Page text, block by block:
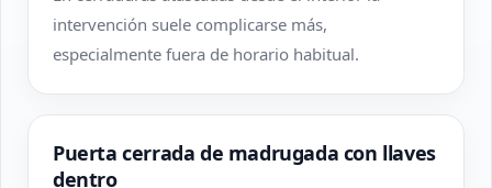
intervención suele complicarse más,
especialmente fuera de horario habitual.
Puerta cerrada de madrugada con llaves
dentro